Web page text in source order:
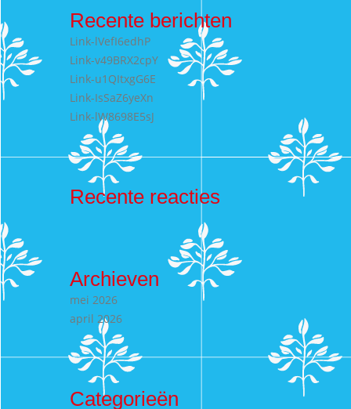
Recente berichten
Link-lVefI6edhP
Link-v49BRX2cpY
Link-u1QItxgG6E
Link-IsSaZ6yeXn
Link-lW8698E5sJ
Recente reacties
Archieven
mei 2026
april 2026
Categorieën